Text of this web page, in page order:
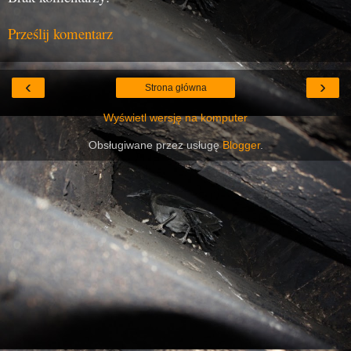
Prześlij komentarz
‹ ›
Strona główna
Wyświetl wersję na komputer
Obsługiwane przez usługęBlogger.